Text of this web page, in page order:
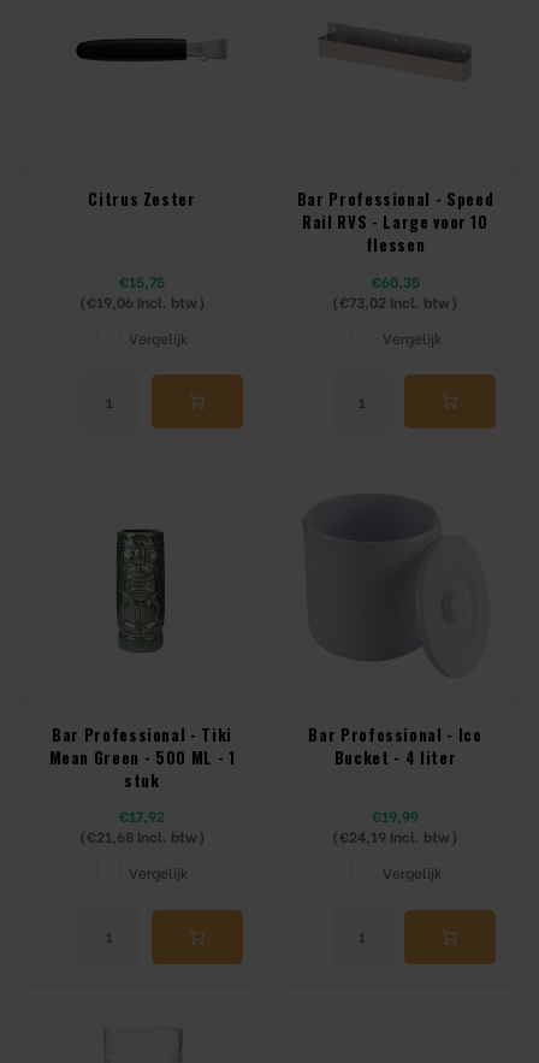
Citrus Zester
€15,75
(€19,06 Incl. btw)
Vergelijk
Bar Professional - Speed
Rail RVS - Large voor 10
flessen
€60,35
(€73,02 Incl. btw)
Vergelijk
Bar Professional - Tiki
Mean Green - 500 ML - 1
stuk
€17,92
(€21,68Incl. btw)
Vergelijk
Bar Professional - Ice
Bucket - 4 liter
€19,99
(€24,19 Incl. btw)
Vergelijk